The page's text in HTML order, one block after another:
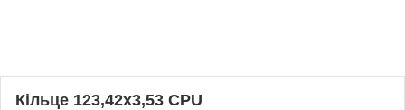
Кільце 123,42х3,53 CPU